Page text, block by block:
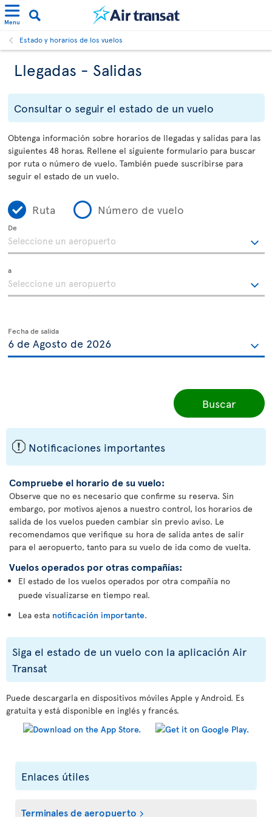
Menu
Estado y horarios de los vuelos
Llegadas - Salidas
Consultar o seguir el estado de un vuelo
Obtenga información sobre horarios de llegadas y salidas para las
siguientes 48 horas. Rellene el siguiente formulario para buscar
por ruta o número de vuelo. También puede suscribirse para
seguir el estado de un vuelo.
Ruta Número de vuelo
De
a
Fecha de salida
Buscar
ü Notificaciones importantes
Compruebe el horario de su vuelo:
Observe que no es necesario que confirme su reserva. Sin
embargo, por motivos ajenos a nuestro control, los horarios de
salida de los vuelos pueden cambiar sin previo aviso. Le
recomendamos que verifique su hora de salida antes de salir
para el aeropuerto, tanto para su vuelo de ida como de vuelta.
Vuelos operados por otras compañías:
El estado de los vuelos operados por otra compañía no
puede visualizarse en tiempo real.
Lea esta notificación importante.
Siga el estado de un vuelo con la aplicación Air
Transat
Puede descargarla en dispositivos móviles Apple y Android. Es
gratuita y está disponible en inglés y francés.
Enlaces útiles
Terminales de aeropuerto